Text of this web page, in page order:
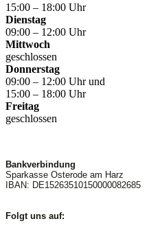
15:00 – 18:00 Uhr
Dienstag
09:00 – 12:00 Uhr
Mittwoch
geschlossen
Donnerstag
09:00 – 12:00 Uhr und
15:00 – 18:00 Uhr
Freitag
geschlossen
Bankverbindung
Sparkasse Osterode am Harz
IBAN: DE15263510150000082685
Folgt uns auf: